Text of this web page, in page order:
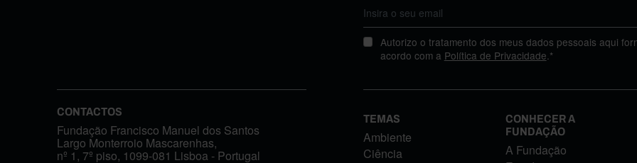
Autorizo o tratamento dos meus dados pessoais aqui
acordo com a Política de Privacidade.*
CONTACTOS
Fundação Francisco Manuel dos Santos
Largo Monterroio Mascarenhas,
nº 1, 7º piso, 1099-081 Lisboa - Portugal
TEMAS
Ambiente
Ciência
CONHECER A
FUNDAÇÃO
A Fundação